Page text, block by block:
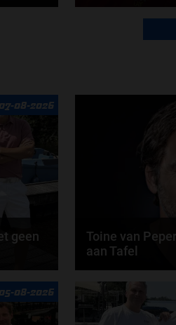
Lewis Hamilton
engineer. Over de
07-08-2026
geen
FIA en
Toine van
aan Tafel
Rob van Someren,
Verschuur
Iedere...
05-08-2026